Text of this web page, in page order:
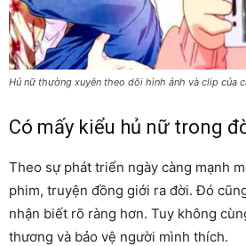
Hủ nữ thường xuyên theo dõi hình ảnh và clip của
Có mấy kiểu hủ nữ trong
Theo sự phát triển ngày càng mạnh
phim, truyện đồng giới ra đời. Đó
nhận biết rõ ràng hơn. Tuy không
thương và bảo vệ người mình thích.